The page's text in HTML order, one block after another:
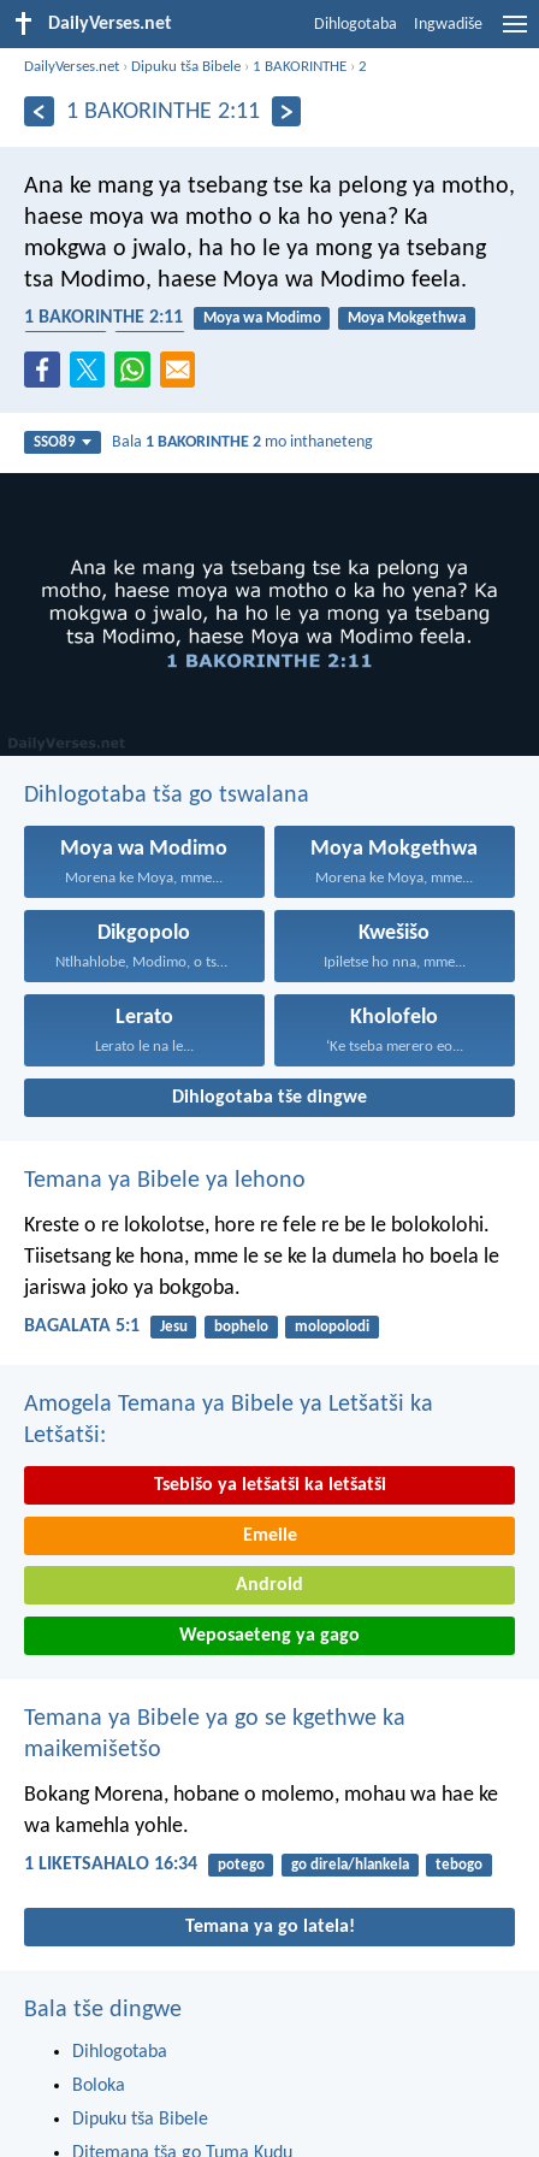
DailyVerses.net Dihlogotaba Ingwadiše
DailyVerses.net ›Dipuku tša Bibele › 1 BAKORINTHE ›2
1 BAKORINTHE 2:11
Ana ke mang ya tsebang tse ka pelong ya motho,
haese moya wa motho o ka ho yena? Ka
mokgwa o jwalo, ha ho le ya mong ya tsebang
tsa Modimo, haese Moya wa Modimo feela.
1 BAKORINTHE 2:11 Moya wa Modimo
Moya Mokgethwa
SSO89 Bala 1 BAKORINTHE 2 mo inthaneteng
Dihlogotaba tša go tswalana
Moya wa Modimo
Morena ke Moya, mme...
Moya Mokgethwa
Morena ke Moya, mme...
Dikgopolo
Ntlhahlobe, Modimo, o tsebe...
Kwešišo
Ipiletse ho nna, mme...
Lerato
Lerato le na le...
Kholofelo
‘Ke tseba merero eo...
Dihlogotaba tše dingwe
Temana ya Bibele ya lehono
Kreste o re lokolotse, hore re fele re be le bolokolohi.
Tiisetsang ke hona, mme le se ke la dumela ho boela le
jariswa joko ya bokgoba.
BAGALATA 5:1 Jesu bophelo molopolodi
Amogela Temana ya Bibele ya Letšatši ka
Letšatši:
Tsebišo ya letšatši ka letšatši
Emeile
Android
Weposaeteng ya gago
Temana ya Bibele ya go se kgethwe ka
maikemišetšo
Bokang Morena, hobane o molemo, mohau wa hae ke
wa kamehla yohle.
1 LIKETSAHALO 16:34 potego go direla/hlankela tebogo
Temana ya go latela!
Bala tše dingwe
Dihlogotaba
Boloka
Dipuku tša Bibele